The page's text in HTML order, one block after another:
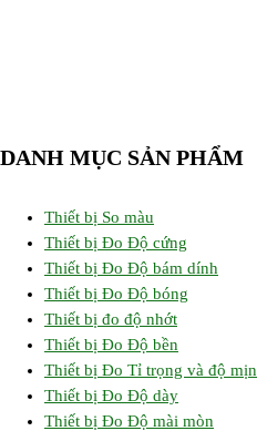
DANH MỤC SẢN PHẨM
Thiết bị So màu
Thiết bị Đo Độ cứng
Thiết bị Đo Độ bám dính
Thiết bị Đo Độ bóng
Thiết bị đo độ nhớt
Thiết bị Đo Độ bền
Thiết bị Đo Tỉ trọng và độ mịn
Thiết bị Đo Độ dày
Thiết bị Đo Độ mài mòn